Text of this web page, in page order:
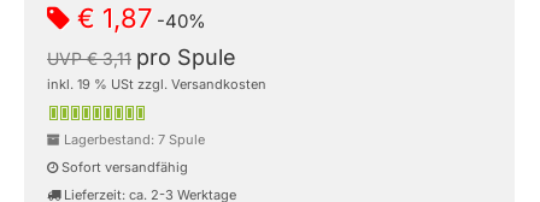
€ 1,87 -40%
UVP € 3,11 pro Spule
inkl. 19 % USt zzgl. Versandkosten
Lagerbestand: 7 Spule
Sofort versandfähig
Lieferzeit: ca. 2-3 Werktage